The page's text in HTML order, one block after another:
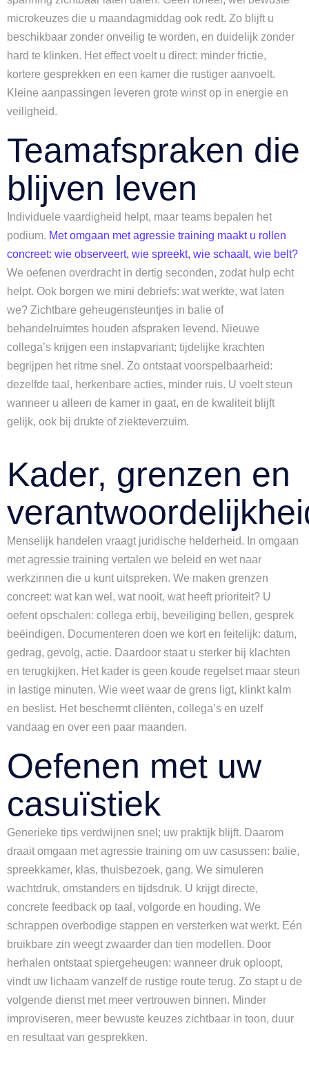
microkeuzes die u maandagmiddag ook redt. Zo blijft u
beschikbaar zonder onveilig te worden, en duidelijk zonder
hard te klinken. Het effect voelt u direct: minder frictie,
kortere gesprekken en een kamer die rustiger aanvoelt.
Kleine aanpassingen leveren grote winst op in energie en
veiligheid.
Teamafspraken die
blijven leven
Individuele vaardigheid helpt, maar teams bepalen het
podium. Met omgaan met agressie training maakt u rollen
concreet: wie observeert, wie spreekt, wie schaalt, wie belt?
We oefenen overdracht in dertig seconden, zodat hulp echt
helpt. Ook borgen we mini debriefs: wat werkte, wat laten
we? Zichtbare geheugensteuntjes in balie of
behandelruimtes houden afspraken levend. Nieuwe
collega’s krijgen een instapvariant; tijdelijke krachten
begrijpen het ritme snel. Zo ontstaat voorspelbaarheid:
dezelfde taal, herkenbare acties, minder ruis. U voelt steun
wanneer u alleen de kamer in gaat, en de kwaliteit blijft
gelijk, ook bij drukte of ziekteverzuim.
Kader, grenzen en
Menselijk handelen vraagt juridische helderheid. In omgaan
met agressie training vertalen we beleid en wet naar
werkzinnen die u kunt uitspreken. We maken grenzen
concreet: wat kan wel, wat nooit, wat heeft prioriteit? U
oefent opschalen: collega erbij, beveiliging bellen, gesprek
beëindigen. Documenteren doen we kort en feitelijk: datum,
gedrag, gevolg, actie. Daardoor staat u sterker bij klachten
en terugkijken. Het kader is geen koude regelset maar steun
in lastige minuten. Wie weet waar de grens ligt, klinkt kalm
en beslist. Het beschermt cliënten, collega’s en uzelf
vandaag en over een paar maanden.
Oefenen met uw
casuïstiek
Generieke tips verdwijnen snel; uw praktijk blijft. Daarom
draait omgaan met agressie training om uw casussen: balie,
spreekkamer, klas, thuisbezoek, gang. We simuleren
wachtdruk, omstanders en tijdsdruk. U krijgt directe,
concrete feedback op taal, volgorde en houding. We
schrappen overbodige stappen en versterken wat werkt. Eén
bruikbare zin weegt zwaarder dan tien modellen. Door
herhalen ontstaat spiergeheugen: wanneer druk oploopt,
vindt uw lichaam vanzelf de rustige route terug. Zo stapt u de
volgende dienst met meer vertrouwen binnen. Minder
improviseren, meer bewuste keuzes zichtbaar in toon, duur
en resultaat van gesprekken.